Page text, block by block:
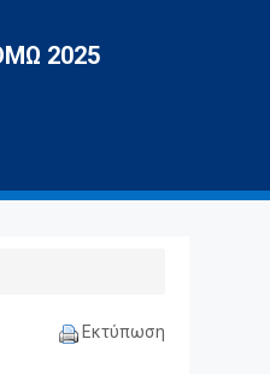
2025
Εκτύπωση